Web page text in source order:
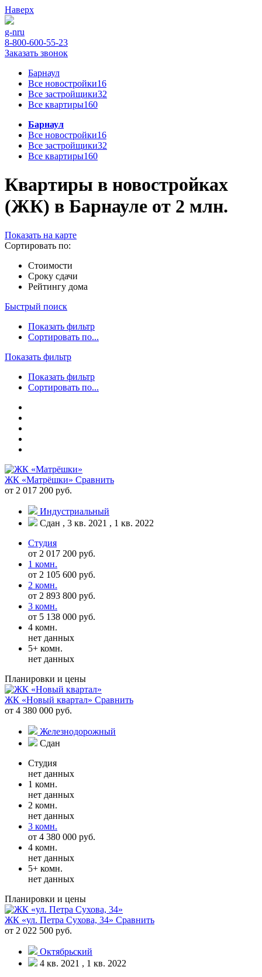
Наверх
g-nru
8-800-600-55-23
Заказать звонок
Барнаул
Все новостройки16
Все застройщики32
Все квартиры160
Барнаул
Все новостройки16
Все застройщики32
Все квартиры160
Квартиры в новостройках
(ЖК) в Барнауле от 2 млн.
Показать на карте
Сортировать по:
Стоимости
Сроку сдачи
Рейтингу дома
Быстрый поиск
Показать фильтр
Сортировать по...
Показать фильтр
Показать фильтр
Сортировать по...
ЖК «Матрёшки» Сравнить
от 2 017 200 руб.
Индустриальный
Сдан , 3 кв. 2021 , 1 кв. 2022
Студия
от 2 017 200 руб.
1 комн.
от 2 105 600 руб.
2 комн.
от 2 893 800 руб.
3 комн.
от 5 138 000 руб.
4 комн.
нет данных
5+ комн.
нет данных
Планировки и цены
ЖК «Новый квартал» Сравнить
от 4 380 000 руб.
Железнодорожный
Сдан
Студия
нет данных
1 комн.
нет данных
2 комн.
нет данных
3 комн.
от 4 380 000 руб.
4 комн.
нет данных
5+ комн.
нет данных
Планировки и цены
ЖК «ул. Петра Сухова, 34» Сравнить
от 2 022 500 руб.
Октябрьский
4 кв. 2021 , 1 кв. 2022